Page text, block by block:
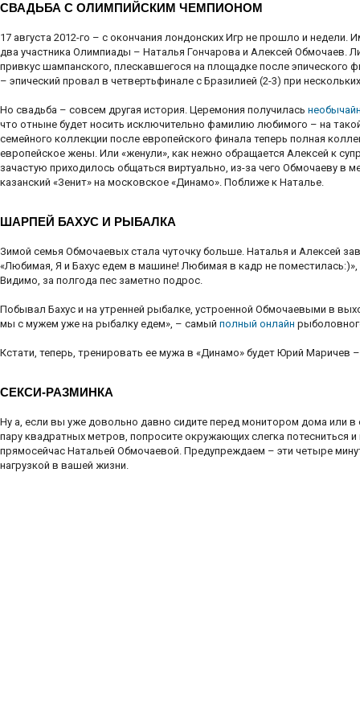
СВАДЬБА С ОЛИМПИЙСКИМ ЧЕМПИОНОМ
17 августа 2012-го – с окончания лондонских Игр не прошло и
два участника Олимпиады – Наталья Гончарова и Алексей Обмочаев.
привкус шампанского, плескавшегося на площадке после эпического
– эпический провал в четвертьфинале с Бразилией (2-3) при
Но свадьба – совсем другая история. Церемония получилась
что отныне будет носить исключительно фамилию любимого – на
семейного коллекции после европейского финала теперь полная
европейское жены. Или «женули», как нежно обращается Алексей к
зачастую приходилось общаться виртуально, из-за чего Обмочаеву
казанский «Зенит» на московское «Динамо». Поближе к Наталье.
ШАРПЕЙ БАХУС И РЫБАЛКА
Зимой семья Обмочаевых стала чуточку больше. Наталья и Алексей
«Любимая, Я и Бахус едем в машине! Любимая в кадр не
Видимо, за полгода пес заметно подрос.
Побывал Бахус и на утренней рыбалке, устроенной Обмочаевыми в
мы с мужем уже на рыбалку едем», – самый полный онлайн
Кстати, теперь, тренировать ее мужа в «Динамо» будет Юрий Маричев
СЕКСИ-РАЗМИНКА
Ну а, если вы уже довольно давно сидите перед монитором дома или
пару квадратных метров, попросите окружающих слегка потесниться
прямосейчас Натальей Обмочаевой. Предупреждаем – эти четыре
нагрузкой в вашей жизни.